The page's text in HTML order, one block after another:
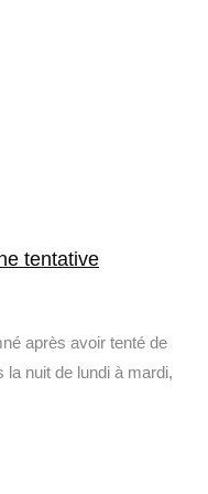
tentative
après avoir tenté de
la nuit de lundi à mardi,